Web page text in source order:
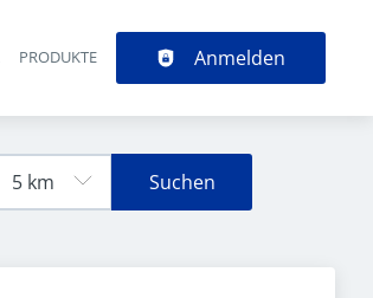
PRODUKTE Anmelden
Suchen